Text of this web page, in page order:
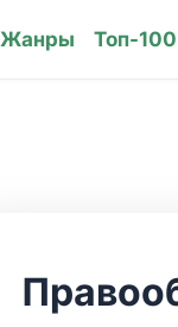
Жанры Топ-100